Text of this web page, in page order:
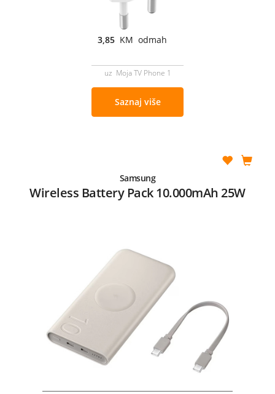
3,85 KM odmah
uz Moja TV Phone 1
Saznaj više
Samsung
Wireless Battery Pack 10.000mAh 25W